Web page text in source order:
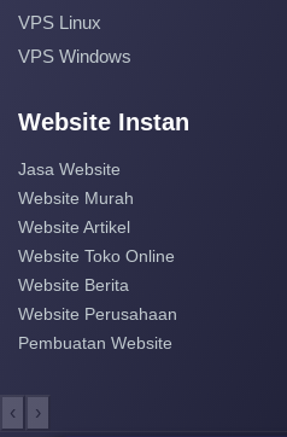
VPS Linux
VPS Windows
Website Instan
Jasa Website
Website Murah
Website Artikel
Website Toko Online
Website Berita
Website Perusahaan
Pembuatan Website
‹ ›